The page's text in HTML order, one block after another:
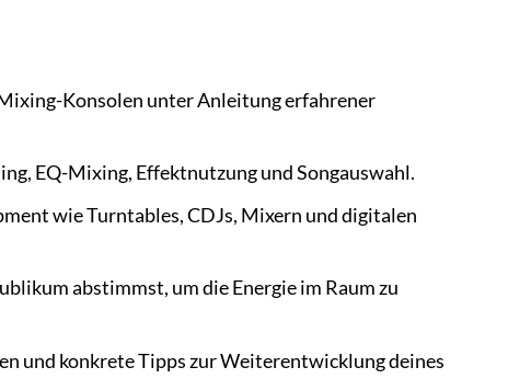
Konsolen unter Anleitung erfahrener
EQ-Mixing, Effektnutzung und Songauswahl.
wie Turntables, CDJs, Mixern und digitalen
abstimmst, um die Energie im Raum zu
und konkrete Tipps zur Weiterentwicklung deines